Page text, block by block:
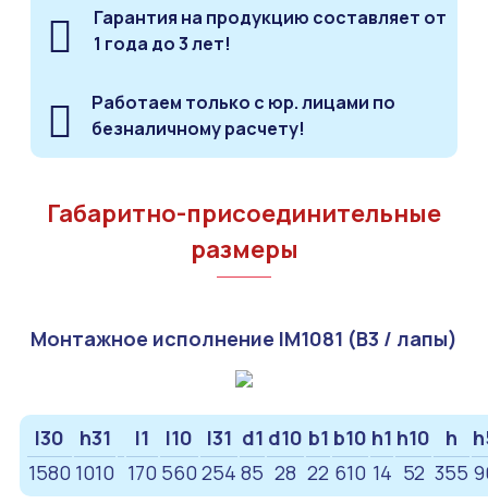
Гарантия на продукцию составляет от
1 года до 3 лет!
Работаем только с юр. лицами по
безналичному расчету!
Габаритно-присоединительные
размеры
Монтажное исполнение IM1081 (B3 / лапы)
l30 h31 l1 l10 l31 d1 d10 b1 b10 h1 h10 h
1580 1010 170 560 254 85 28 22 610 14 52 355